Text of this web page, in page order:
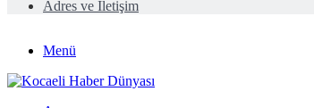
Adres ve İletişim
Menü